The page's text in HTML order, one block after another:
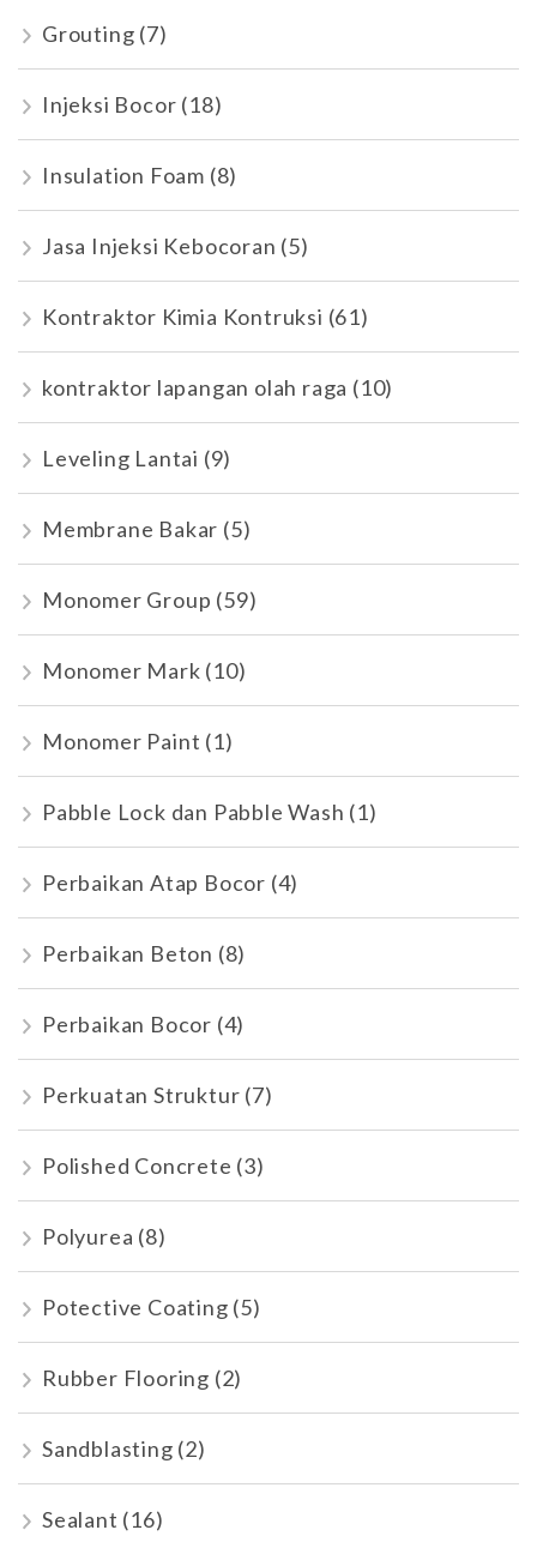
Grouting (7)
Injeksi Bocor (18)
Insulation Foam (8)
Jasa Injeksi Kebocoran (5)
Kontraktor Kimia Kontruksi (61)
kontraktor lapangan olah raga (10)
Leveling Lantai (9)
Membrane Bakar (5)
Monomer Group (59)
Monomer Mark (10)
Monomer Paint (1)
Pabble Lock dan Pabble Wash (1)
Perbaikan Atap Bocor (4)
Perbaikan Beton (8)
Perbaikan Bocor (4)
Perkuatan Struktur (7)
Polished Concrete (3)
Polyurea (8)
Potective Coating (5)
Rubber Flooring (2)
Sandblasting (2)
Sealant (16)